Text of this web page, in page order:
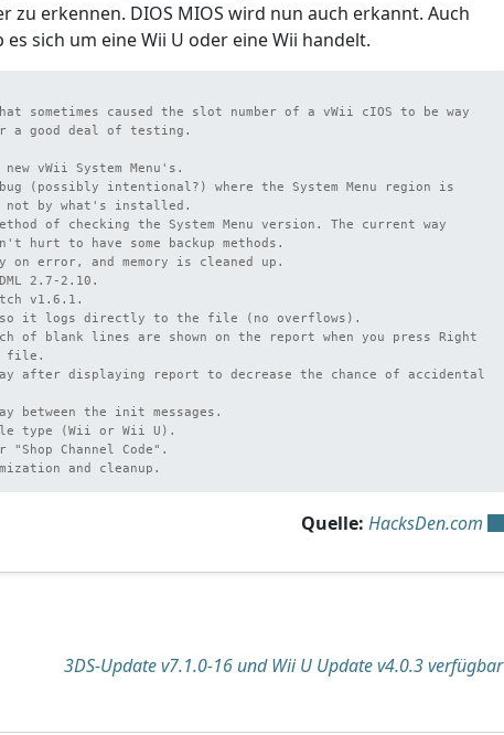
zu erkennen. DIOS MIOS wird nun auch erkannt. Auch
sich um eine Wii U oder eine Wii handelt.
sometimes caused the slot number of a vWii cIOS to be way
vWii System Menu's.
(possibly intentional?) where the System Menu region is
by what's installed.
of checking the System Menu version. The current way
hurt to have some backup methods.
on error, and memory is cleaned up.
2.7-2.10.
v1.6.1.
so it logs directly to the file (no overflows).
of blank lines are shown on the report when you press Right
file.
after displaying report to decrease the chance of accidental
between the init messages.
type (Wii or Wii U).
Channel Code".
and cleanup.
Quelle: HacksDen.com
3DS-Update v7.1.0-16 und Wii U Update v4.0.3 verfügbar